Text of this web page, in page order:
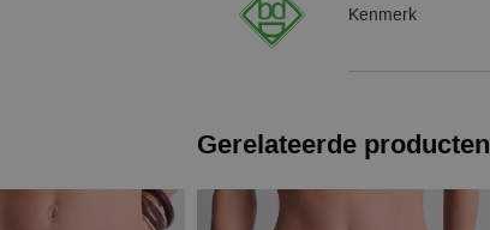
Kenmerk
Gerelateerde producten